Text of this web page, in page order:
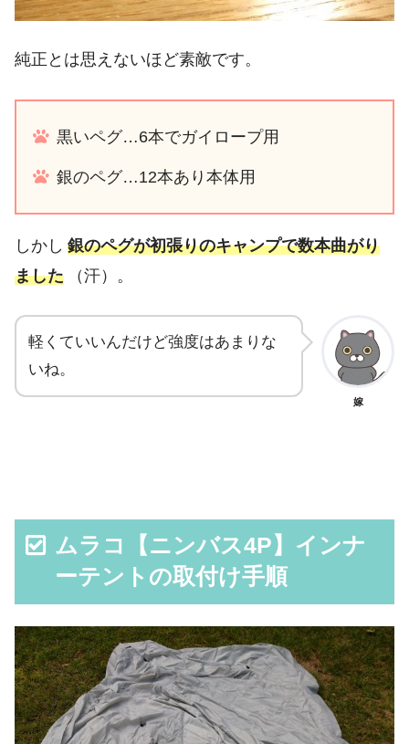
純正とは思えないほど素敵です。
黒いペグ…6本でガイロープ用
銀のペグ…12本あり本体用
しかし 銀のペグが初張りのキャンプで数本曲がり
ました
（汗）。
軽くていいんだけど強度はあまりな
いね。
嫁
ムラコ【ニンバス4P】インナ
ーテントの取付け手順